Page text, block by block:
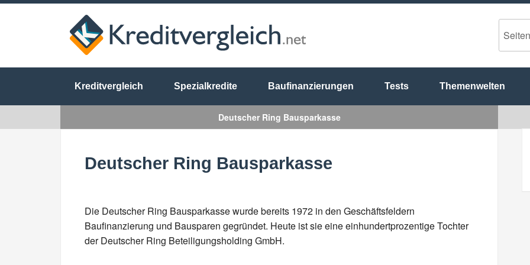
Kreditvergleich Spezialkredite Baufinanzierungen Tests Themenwelten
Deutscher Ring Bausparkasse
Die Deutscher Ring Bausparkasse wurde bereits 1972 in den Geschäftsfeldern
Baufinanzierung und Bausparen gegründet. Heute ist sie eine einhundertprozentige Tochter
der Deutscher Ring Beteiligungsholding GmbH.
Deutscher Ring Bausparkasse